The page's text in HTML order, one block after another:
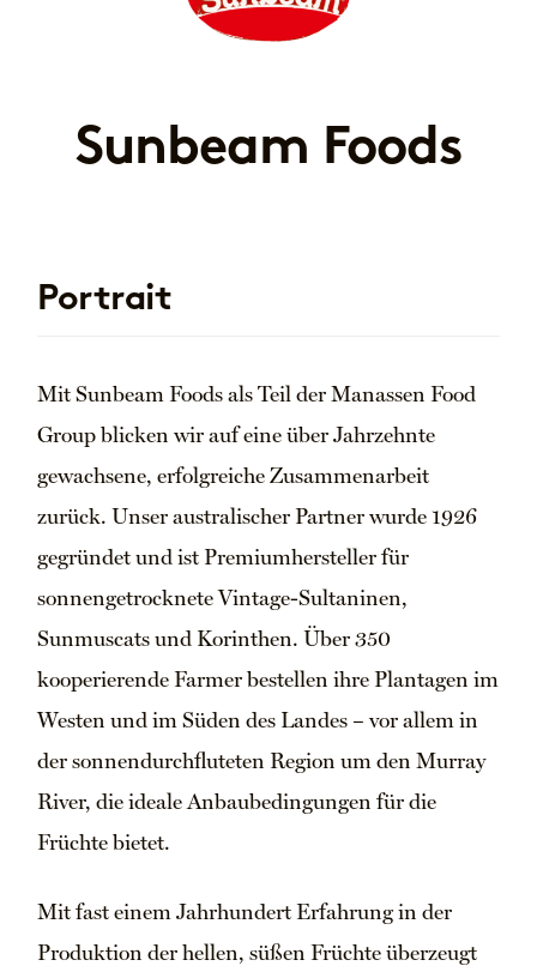
Sunbeam Foods
Portrait
Mit Sunbeam Foods als Teil der Manassen Food
Group blicken wir auf eine über Jahrzehnte
gewachsene, erfolgreiche Zusammenarbeit
zurück. Unser australischer Partner wurde 1926
gegründet und ist Premiumhersteller für
sonnengetrocknete Vintage-Sultaninen,
Sunmuscats und Korinthen. Über 350
kooperierende Farmer bestellen ihre Plantagen im
Westen und im Süden des Landes – vor allem in
der sonnendurchfluteten Region um den Murray
River, die ideale Anbaubedingungen für die
Früchte bietet.
Mit fast einem Jahrhundert Erfahrung in der
Produktion der hellen, süßen Früchte überzeugt